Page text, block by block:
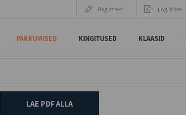
Registreeri Logi sisse
PAKKUMISED KINGITUSED KLAASID
LAE PDF ALLA